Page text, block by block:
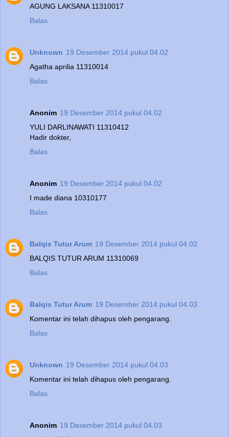
AGUNG LAKSANA 11310017
Balas
Unknown 19 Desember 2014 pukul 04.02
Agatha aprilia 11310014
Balas
Anonim 19 Desember 2014 pukul 04.02
YULI DARLINAWATI 11310412
Hadir dokter,
Balas
Anonim 19 Desember 2014 pukul 04.02
I made diana 10310177
Balas
Balqis Tutur Arum 19 Desember 2014 pukul 04.02
BALQIS TUTUR ARUM 11310069
Balas
Balqis Tutur Arum 19 Desember 2014 pukul 04.03
Komentar ini telah dihapus oleh pengarang.
Balas
Unknown 19 Desember 2014 pukul 04.03
Komentar ini telah dihapus oleh pengarang.
Balas
Anonim 19 Desember 2014 pukul 04.03